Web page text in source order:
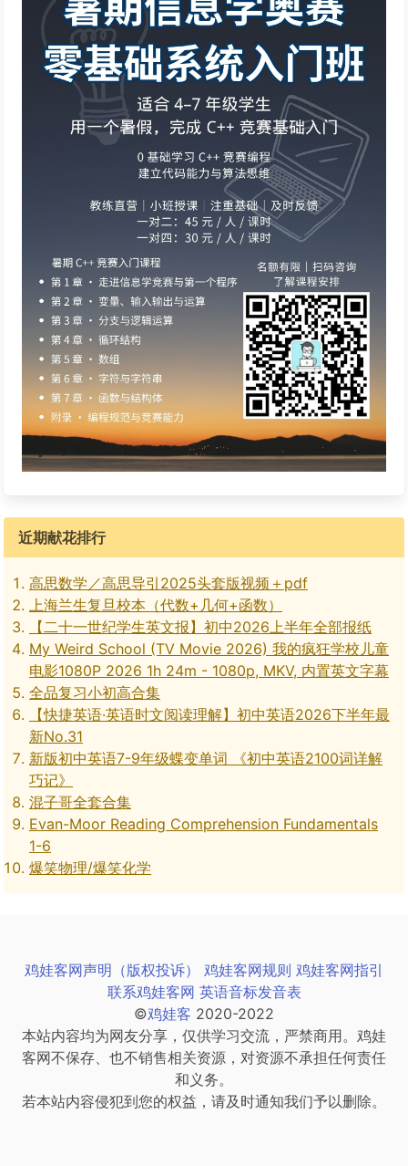
近期献花排行
高思数学／高思导引2025头套版视频＋pdf
上海兰生复旦校本（代数+几何+函数）
【二十一世纪学生英文报】初中2026上半年全部报纸
My Weird School (TV Movie 2026) 我的疯狂学校儿童
电影1080P 2026 1h 24m - 1080p, MKV, 内置英文字幕
全品复习小初高合集
【快捷英语·英语时文阅读理解】初中英语2026下半年最
新No.31
新版初中英语7-9年级蝶变单词 《初中英语2100词详解
巧记》
混子哥全套合集
Evan-Moor Reading Comprehension Fundamentals
1-6
爆笑物理/爆笑化学
鸡娃客网声明（版权投诉） 鸡娃客网规则 鸡娃客网指引
联系鸡娃客网 英语音标发音表
©鸡娃客 2020-2022
本站内容均为网友分享，仅供学习交流，严禁商用。鸡娃
客网不保存、也不销售相关资源，对资源不承担任何责任
和义务。
若本站内容侵犯到您的权益，请及时通知我们予以删除。